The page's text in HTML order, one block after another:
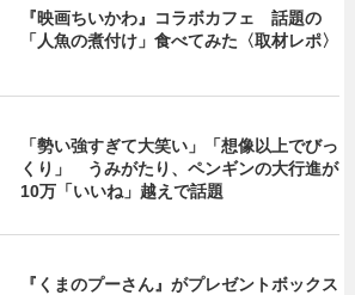
『映画ちいかわ』コラボカフェ 話題の
「人魚の煮付け」食べてみた〈取材レポ〉
「勢い強すぎて大笑い」「想像以上でびっ
くり」 うみがたり、ペンギンの大行進が
10万「いいね」越えで話題
『くまのプーさん』がプレゼントボックス